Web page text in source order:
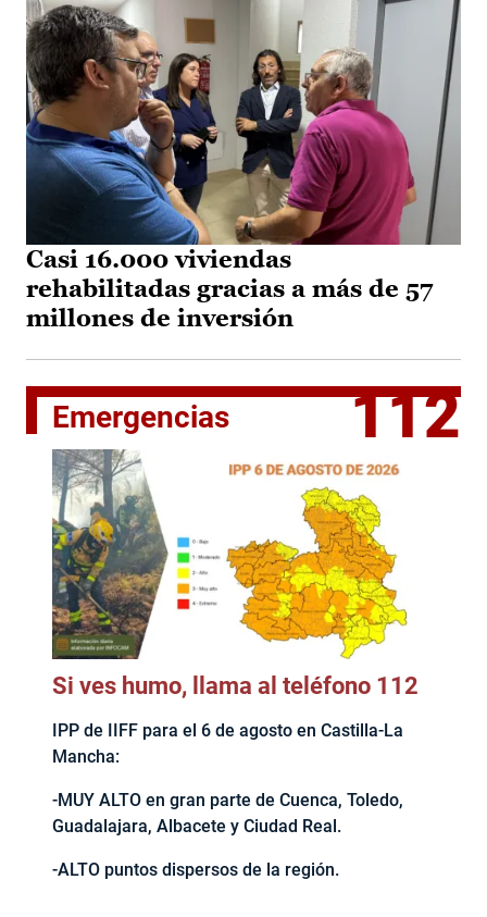
Casi 16.000 viviendas
rehabilitadas gracias a más de 57
millones de inversión
Emergencias 112
Si ves humo, llama al teléfono 112
IPP de IIFF para el 6 de agosto en Castilla-La
Mancha:
-MUY ALTO en gran parte de Cuenca, Toledo,
Guadalajara, Albacete y Ciudad Real.
-ALTO puntos dispersos de la región.